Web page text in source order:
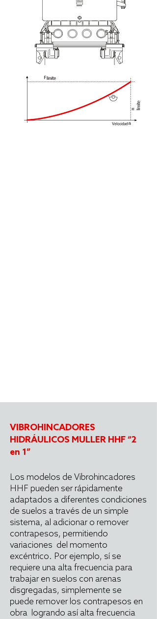
VIBROHINCADORES
HIDRÁULICOS MULLER HHF “2
en 1”
Los modelos de Vibrohincadores
HHF pueden ser rápidamente
adaptados a diferentes condiciones
de suelos a través de un simple
sistema, al adicionar o remover
contrapesos, permitiendo
variaciones del momento
excéntrico. Por ejemplo, sí se
requiere una alta frecuencia para
trabajar en suelos con arenas
disgregadas, simplemente se
puede remover los contrapesos en
obra logrando así alta frecuencia